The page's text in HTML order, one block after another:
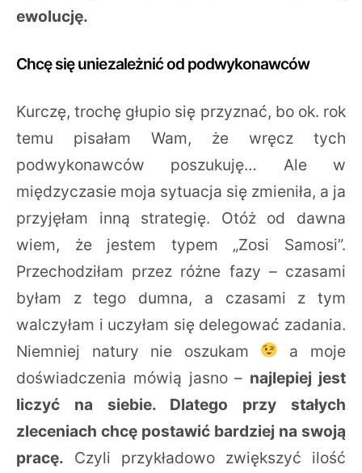
ewolucję.
Chcę się uniezależnić od podwykonawców
Kurczę, trochę głupio się przyznać, bo ok. rok
temu pisałam Wam, że wręcz tych
podwykonawców poszukuję… Ale w
międzyczasie moja sytuacja się zmieniła, a ja
przyjęłam inną strategię. Otóż od dawna
wiem, że jestem typem „Zosi Samosi”.
Przechodziłam przez różne fazy – czasami
byłam z tego dumna, a czasami z tym
walczyłam i uczyłam się delegować zadania.
Niemniej natury nie oszukam
a moje
doświadczenia mówią jasno – najlepiej jest
liczyć na siebie. Dlatego przy stałych
zleceniach chcę postawić bardziej na swoją
pracę. Czyli przykładowo zwiększyć ilość